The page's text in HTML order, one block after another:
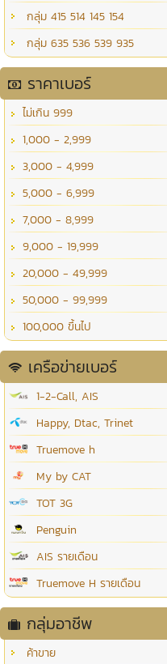
กลุ่ม 415 514 145 154
กลุ่ม 635 536 539 935
ราคาเบอร์
ไม่เกิน 999
1,000 - 2,999
3,000 - 4,999
5,000 - 6,999
7,000 - 8,999
9,000 - 19,999
20,000 - 49,999
50,000 - 99,999
100,000 ขึ้นไป
เครือข่ายเบอร์
1-2-Call, AIS
Happy, Dtac, Trinet
Truemove h
My by CAT
TOT 3G
Penguin
AIS รายเดือน
Truemove H รายเดือน
กลุ่มอาชีพ
ค้าขาย